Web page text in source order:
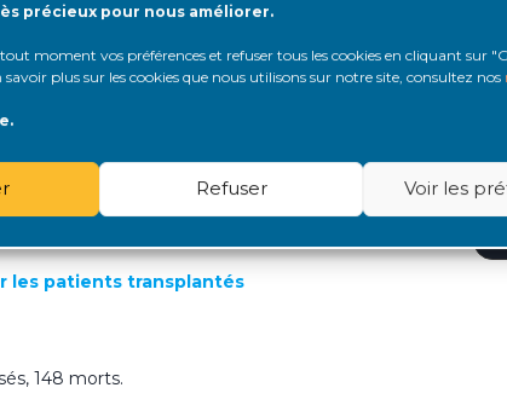
précieux pour nous améliorer.
moment vos préférences et refuser tous les cookies en cliquant sur
plus sur les cookies que nous utilisons sur notre site, consultez nos
Refuser Voir les
patients dialysés et greffé, pourront
l’assurance maladie
puissent
rester chez elles
les patients transplantés
148 morts.